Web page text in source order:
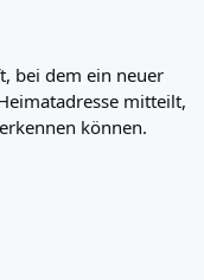
bei dem ein neuer
mitteilt,
können.